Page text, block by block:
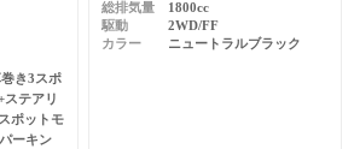
き3スポ
ステアリ
ポットモ
ーキン
総排気量
1800cc
駆動
2WD/FF
カラー
ニュートラルブラック